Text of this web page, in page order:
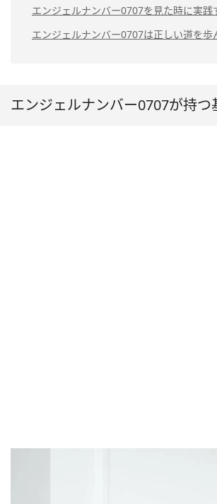
エンジェルナンバー0707を見た時に実践
エンジェルナンバー0707は正しい道を歩
エンジェルナンバー0707が持つ